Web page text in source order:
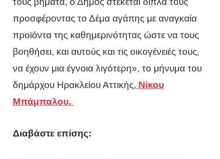
προσφέροντας το Δέμα αγάπης με αναγκαία
προϊόντα της καθημερινότητας ώστε να τους
βοηθήσει, και αυτούς και τις οικογένειές τους,
να έχουν μια έγνοια λιγότερη», το μήνυμα του
δημάρχου Ηρακλείου Αττικής, Νίκου
Μπάμπαλου.
Διαβάστε επίσης: